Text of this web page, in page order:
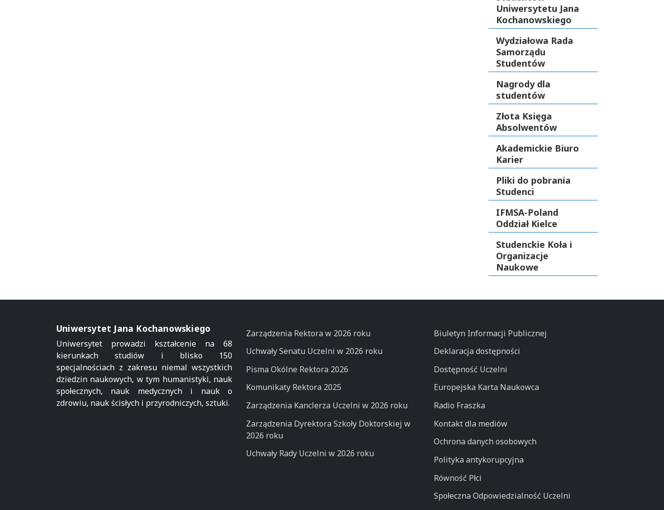
Uniwersytetu Jana
Kochanowskiego
Wydziałowa Rada
Samorządu
Studentów
Nagrody dla
studentów
Złota Księga
Absolwentów
Akademickie Biuro
Karier
Pliki do pobrania
Studenci
IFMSA-Poland
Oddział Kielce
Studenckie Koła i
Organizacje
Naukowe
Uniwersytet Jana Kochanowskiego
Uniwersytet prowadzi kształcenie na 68
kierunkach studiów i blisko 150
specjalnościach z zakresu niemal wszystkich
dziedzin naukowych, w tym humanistyki, nauk
społecznych, nauk medycznych i nauk o
zdrowiu, nauk ścisłych i przyrodniczych, sztuki.
Zarządzenia Rektora w 2026 roku
Uchwały Senatu Uczelni w 2026 roku
Pisma Okólne Rektora 2026
Komunikaty Rektora 2025
Zarządzenia Kanclerza Uczelni w 2026 roku
Zarządzenia Dyrektora Szkoły Doktorskiej w
2026 roku
Uchwały Rady Uczelni w 2026 roku
Biuletyn Informacji Publicznej
Deklaracja dostępności
Dostępność Uczelni
Europejska Karta Naukowca
Radio Fraszka
Kontakt dla mediów
Ochrona danych osobowych
Polityka antykorupcyjna
Równość Płci
Społeczna Odpowiedzialność Uczelni